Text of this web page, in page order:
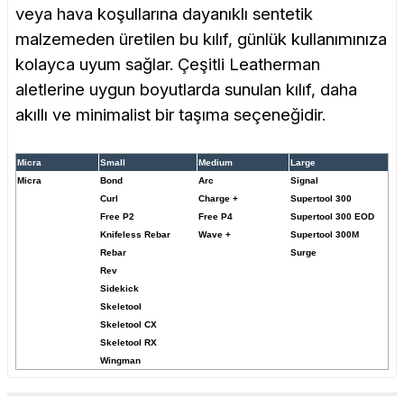
veya hava koşullarına dayanıklı sentetik
malzemeden üretilen bu kılıf, günlük kullanımınıza
kolayca uyum sağlar. Çeşitli Leatherman
aletlerine uygun boyutlarda sunulan kılıf, daha
akıllı ve minimalist bir taşıma seçeneğidir.
Micra Small Medium
Large
Micra
Bond Arc
Signal
Curl
Charge +
Supertool 300
Free P2
Free P4
Supertool 300 EOD
Knifeless Rebar
Wave +
Supertool 300M
Rebar
Surge
Rev
Sidekick
Skeletool
Skeletool CX
Skeletool RX
Wingman